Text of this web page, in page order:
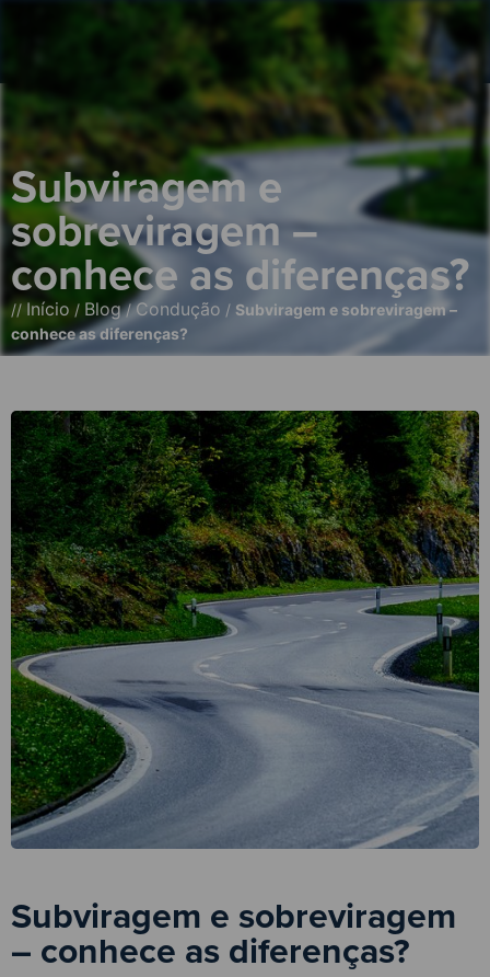
Subviragem e
sobreviragem –
conhece as diferenças?
// Início / Blog/Condução / Subviragem e sobreviragem –
conhece as diferenças?
Subviragem e sobreviragem
– conhece as diferenças?